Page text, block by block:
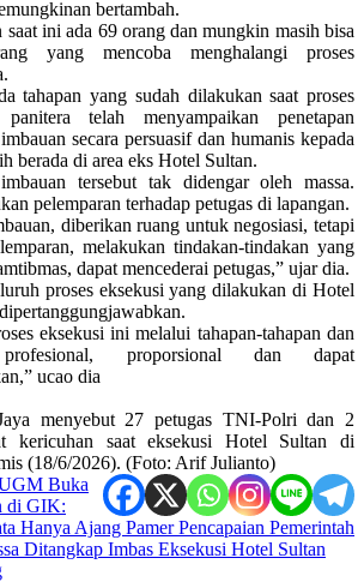
bertambah.
ini ada 69 orang dan mungkin masih bisa
yang mencoba menghalangi proses
tahapan yang sudah dilakukan saat proses
telah menyampaikan penetapan
secara persuasif dan humanis kepada
berada di area eks Hotel Sultan.
tersebut tak didengar oleh massa.
pelemparan terhadap petugas di lapangan.
diberikan ruang untuk negosiasi, tetapi
melakukan tindakan-tindakan yang
dapat mencederai petugas,” ujar dia.
proses eksekusi yang dilakukan di Hotel
eksekusi ini melalui tahapan-tahapan dan
proporsional dan dapat
ucao dia
menyebut 27 petugas TNI-Polri dan 2
kericuhan saat eksekusi Hotel Sultan di
(18/6/2026). (Foto: Arif Julianto)
Buka
di GIK:
Hanya Ajang Pamer Pencapaian Pemerintah
Ditangkap Imbas Eksekusi Hotel Sultan